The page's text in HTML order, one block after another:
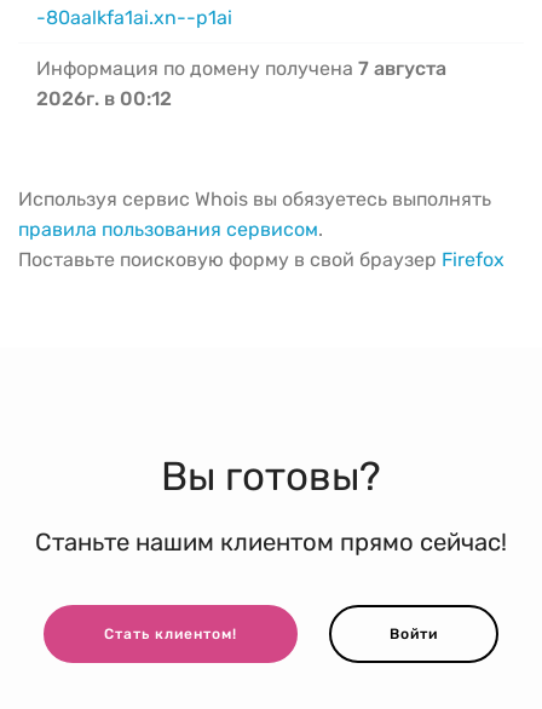
-80aalkfa1ai.xn--p1ai
Информация по домену получена 7 августа
2026г. в 00:12
Используя сервис Whois вы обязуетесь выполнять
правила пользования сервисом.
Поставьте поисковую форму в свой браузер Firefox
Вы готовы?
Станьте нашим клиентом прямо сейчас!
Стать клиентом! Войти